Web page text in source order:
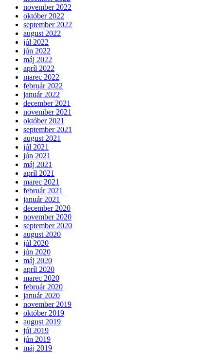
november 2022
október 2022
september 2022
august 2022
júl 2022
jún 2022
máj 2022
apríl 2022
marec 2022
február 2022
január 2022
december 2021
november 2021
október 2021
september 2021
august 2021
júl 2021
jún 2021
máj 2021
apríl 2021
marec 2021
február 2021
január 2021
december 2020
november 2020
september 2020
august 2020
júl 2020
jún 2020
máj 2020
apríl 2020
marec 2020
február 2020
január 2020
november 2019
október 2019
august 2019
júl 2019
jún 2019
máj 2019